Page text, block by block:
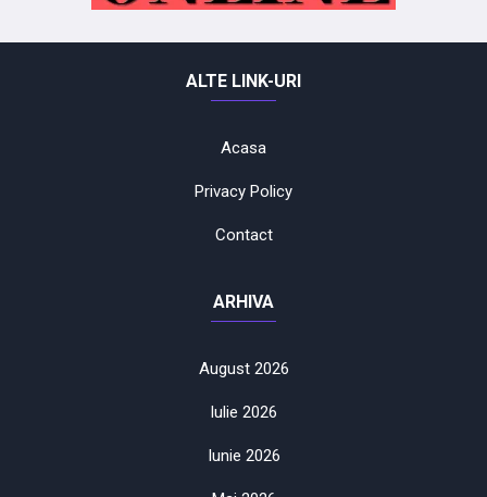
ALTE LINK-URI
Acasa
Privacy Policy
Contact
ARHIVA
August 2026
Iulie 2026
Iunie 2026